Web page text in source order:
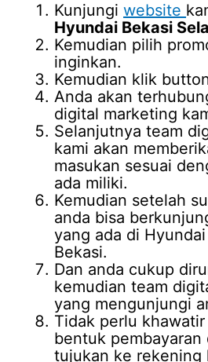
Kunjungiwebsite
Hyundai Bekasi
Kemudian pilih
inginkan.
Kemudian klik
Anda akan
digital marketing
Selanjutnya team
kami akan
masukan sesuai
ada miliki.
Kemudian setelah
anda bisa
yang ada di
Bekasi.
Dan anda cukup
kemudian team
yang mengunjungi
Tidak perlu
bentuk
tujukan ke rekening